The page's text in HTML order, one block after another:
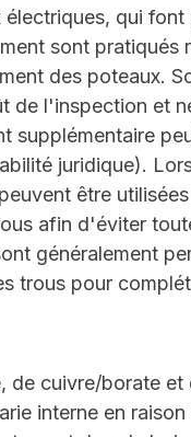
électriques, qui
sont
des poteaux.
de l'inspection et
supplémentaire
juridique).
être
afin d'éviter
généralement
trous pour
de cuivre/borate
interne en